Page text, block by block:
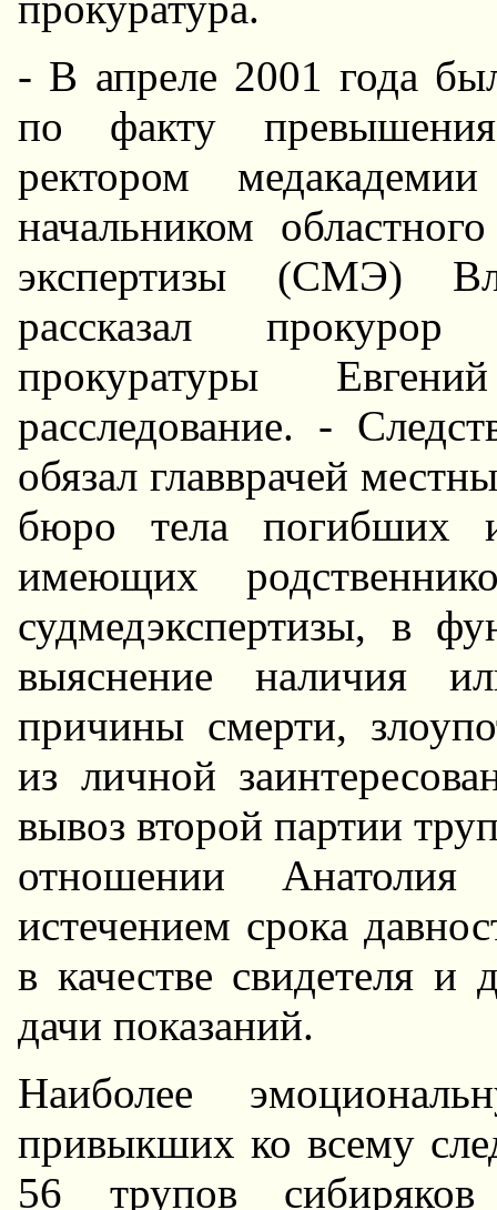
- В апреле 2001 года
по факту
ректором
начальником
экспертизы (СМЭ)
рассказал прокурор
прокуратуры
расследование. -
обязал главврачей
бюро тела погибших
имеющих
судмедэкспертизы, в
выяснение наличия
причины смерти,
из личной
вывоз второй партии
отношении
истечением срока
в качестве свидетеля
дачи показаний.
Hаиболее
привыкших ко всему
56 трупов